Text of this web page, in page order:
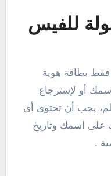
للفيس
بطاقة هوية
أو لإسترجاع
يجب أن تحتوى أى
على اسمك وتاريخ
.